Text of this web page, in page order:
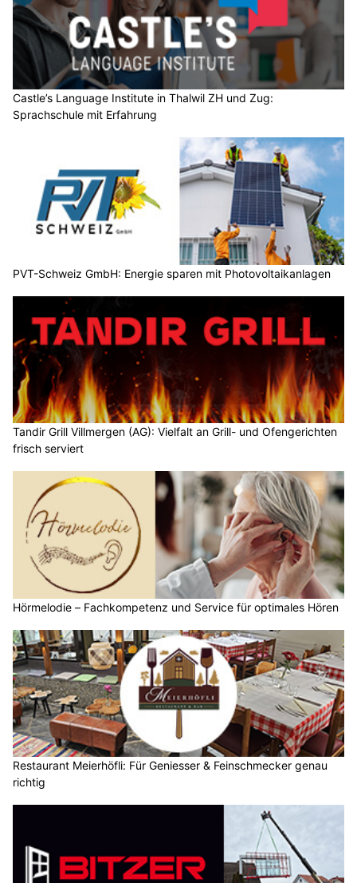
Castle’s Language Institute in Thalwil ZH und Zug:
Sprachschule mit Erfahrung
PVT-Schweiz GmbH: Energie sparen mit Photovoltaikanlagen
Tandir Grill Villmergen (AG): Vielfalt an Grill- und Ofengerichten
frisch serviert
Hörmelodie – Fachkompetenz und Service für optimales Hören
Restaurant Meierhöfli: Für Geniesser & Feinschmecker genau
richtig